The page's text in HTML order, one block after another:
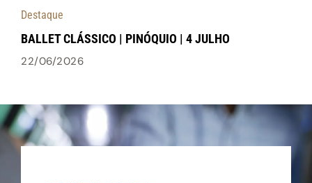
Destaque
BALLET CLÁSSICO | PINÓQUIO | 4 JULHO
22/06/2026